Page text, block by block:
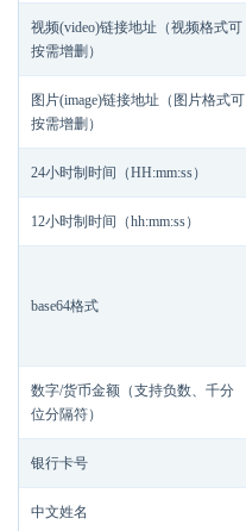
视频(video)链接地址（视频格式可
按需增删）
图片(image)链接地址（图片格式可
按需增删）
24小时制时间（HH:mm:ss）
12小时制时间（hh:mm:ss）
base64格式
数字/货币金额（支持负数、千分
位分隔符）
银行卡号
中文姓名